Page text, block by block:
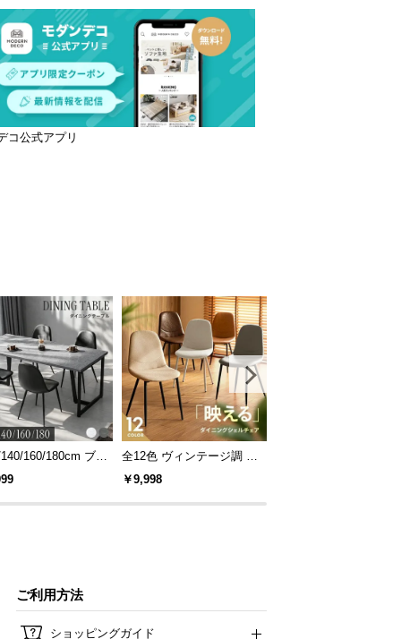
コ公式アプリ
160/180cm ブラ
ーム ダイニング
全12色 ヴィンテージ調 デ
ザイナーズシェルチェア
￥9,998
ご利用方法
ショッピングガイド